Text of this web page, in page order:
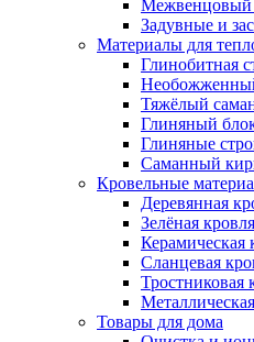
Межвенцовый
Задувные и
Материалы для
Глинобитная
Тяжёлый
Глиняный
Глиняные
Саманный
Кровельные
Деревянная
Зелёная кровля
Керамическая
Сланцевая
Тростниковая
Товары для дома